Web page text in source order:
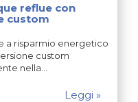
reflue con
custom
a risparmio energetico
custom
nella…
Leggi »